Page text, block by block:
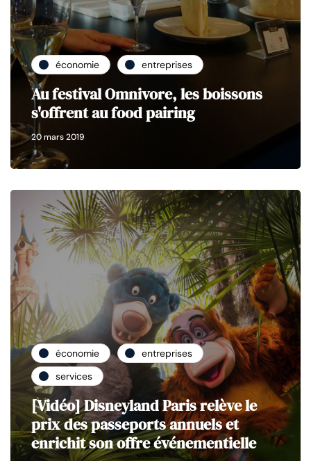
économie entreprises
Au festival Omnivore, les boissons
s'offrent au food pairing
20 mars 2019
économie
entreprises
services
[Vidéo] Disneyland Paris relève le
prix des passeports annuels et
enrichit son offre événementielle